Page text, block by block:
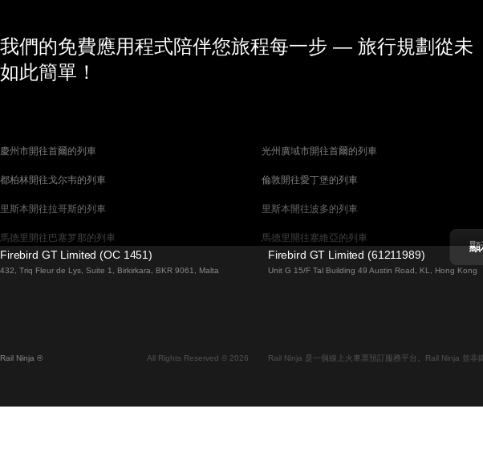
我們的免費應用程式陪伴您旅程每一步 — 旅行規劃從未
如此簡單！
慶州市開往首爾的列車 光州廣域市開往首爾的列車
都柏林開往戈尔韦的列車 倫敦開往愛丁堡的列車
里斯本開往拉哥斯的列車 里斯本開往波多的列車
馬德里開往巴塞罗那的列車 馬德里開往塞維亞的列車
巴塞罗那開往馬德里的列車 巴塞罗那開往塞維亞的列車
首爾開往蔚山廣域市的列車 首爾開往大邱廣域市的列車
顯
Firebird GT Limited (OC 1451)
432, Triq Fleur de Lys, Suite 1, Birkirkara, BKR 9061, Malta
Firebird GT Limited (61211989)
Unit G 15/F Tal Building 49 Austin Road, KL, Hong Kong
Rail Ninja ® All Rights Reserved © 2026 Rail Ninja 是一個線上火車票預訂服務平台。Rail Ninja 並非